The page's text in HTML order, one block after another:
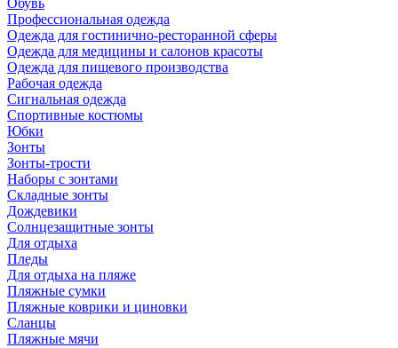
Обувь
Профессиональная одежда
Одежда для гостинично-ресторанной сферы
Одежда для медицины и салонов красоты
Одежда для пищевого производства
Рабочая одежда
Сигнальная одежда
Спортивные костюмы
Юбки
Зонты
Зонты-трости
Наборы с зонтами
Складные зонты
Дождевики
Солнцезащитные зонты
Для отдыха
Пледы
Для отдыха на пляже
Пляжные сумки
Пляжные коврики и циновки
Сланцы
Пляжные мячи